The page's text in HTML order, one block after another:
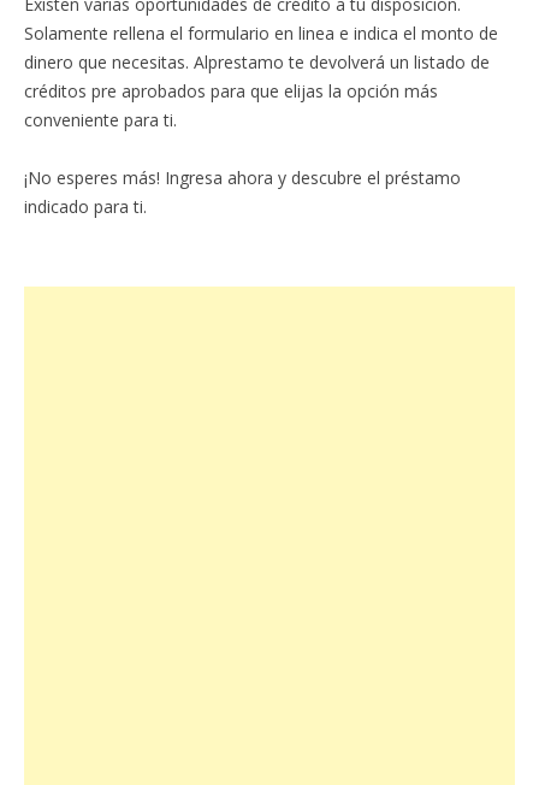
Existen varias oportunidades de crédito a tu disposición.
Solamente rellena el formulario en linea e indica el monto de
dinero que necesitas. Alprestamo te devolverá un listado de
créditos pre aprobados para que elijas la opción más
conveniente para ti.
¡No esperes más! Ingresa ahora y descubre el préstamo
indicado para ti.